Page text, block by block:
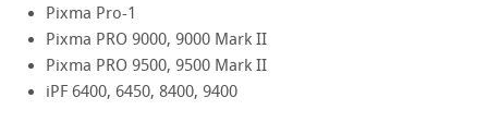
Pixma Pro-1
Pixma PRO 9000, 9000 Mark II
Pixma PRO 9500, 9500 Mark II
iPF 6400, 6450, 8400, 9400